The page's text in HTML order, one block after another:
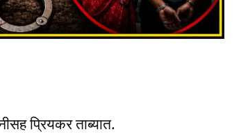
प्रियकर ताब्यात.